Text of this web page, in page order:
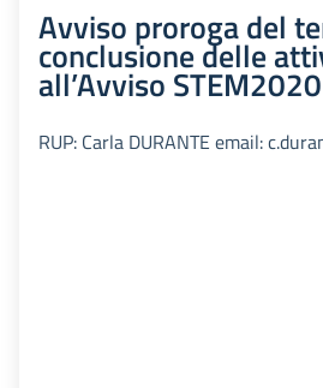
Avviso proroga del
conclusione delle
all’Avviso STEM2020
RUP: Carla DURANTE email: